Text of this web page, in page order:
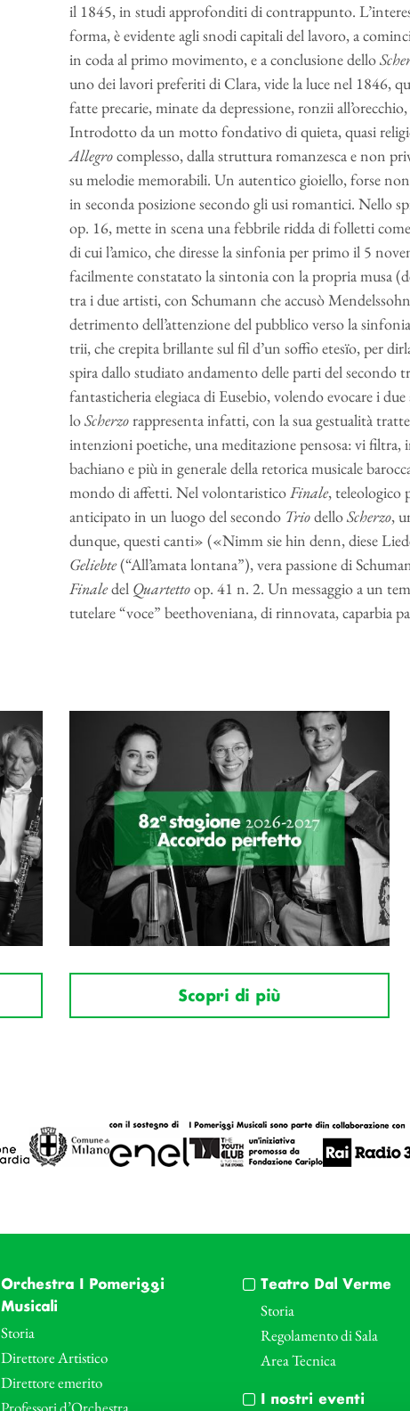
il 1845, in studi approfonditi di contrappunto.
forma, è evidente agli snodi capitali del lavoro, a
in coda al primo movimento, e a conclusione dello
uno dei lavori preferiti di Clara, vide la luce nel 1846,
fatte precarie, minate da depressione, ronzii
Introdotto da un motto fondativo di quieta, quasi
Allegrocomplesso, dalla struttura romanzesca e non
su melodie memorabili. Un autentico gioiello, forse
in seconda posizione secondo gli usi romantici. Nello
op. 16, mette in scena una febbrile ridda di folletti
di cui l’amico, che diresse la sinfonia per primo il 5
facilmente constatato la sintonia con la propria musa
tra i due artisti, con Schumann che accusò
detrimento dell’attenzione del pubblico verso la
trii, che crepita brillante sul fil d’un soffio etesïo, per
spira dallo studiato andamento delle parti del secondo
fantasticheria elegiaca di Eusebio, volendo evocare i
loScherzorappresenta infatti, con la sua gestualità
intenzioni poetiche, una meditazione pensosa: vi filtra,
bachiano e più in generale della retorica musicale
mondo di affetti. Nel volontaristicoFinale, teleologico
anticipato in un luogo del secondo TriodelloScherzo,
dunque, questi canti» («Nimm sie hin denn, diese
Geliebte(“All’amata lontana”), vera passione di
Finaledel Quartettoop. 41 n. 2. Un messaggio a un
tutelare “voce” beethoveniana, di rinnovata, caparbia
Scopri di più
Orchestra I Pomeriggi
Musicali
Storia
Direttore Artistico
Direttore emerito
Teatro Dal Verme
Storia
Regolamento di Sala
Area Tecnica
I nostri eventi